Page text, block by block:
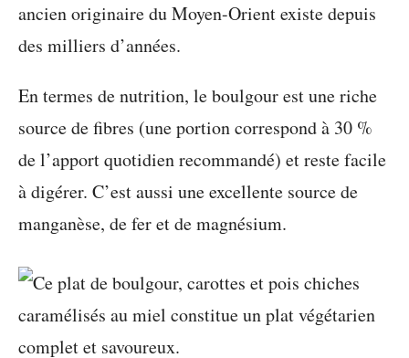
ancien originaire du Moyen-Orient existe depuis
des milliers d’années.
En termes de nutrition, le boulgour est une riche
source de fibres (une portion correspond à 30 %
de l’apport quotidien recommandé) et reste facile
à digérer. C’est aussi une excellente source de
manganèse, de fer et de magnésium.